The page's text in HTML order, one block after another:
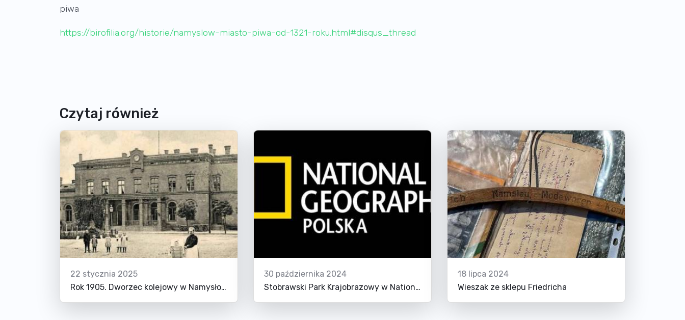
piwa
https://birofilia.org/historie/namyslow-miasto-piwa-od-1321-roku.html#disqus_thread
Czytaj również
22 stycznia 2025
Rok 1905. Dworzec kolejowy w Namysłowie.
30 października 2024
Stobrawski Park Krajobrazowy w National Geographic!
18 lipca 2024
Wieszak ze sklepu Friedricha